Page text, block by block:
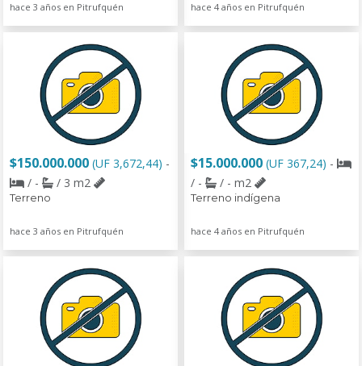
hace 3 años en Pitrufquén hace 4 años en Pitrufquén
$150.000.000 (UF 3,672,44) -
/ -
/ 3 m2
Terreno
hace 3 años en Pitrufquén
$15.000.000 (UF 367,24) -
/ -
/ - m2
Terreno indígena
hace 4 años en Pitrufquén